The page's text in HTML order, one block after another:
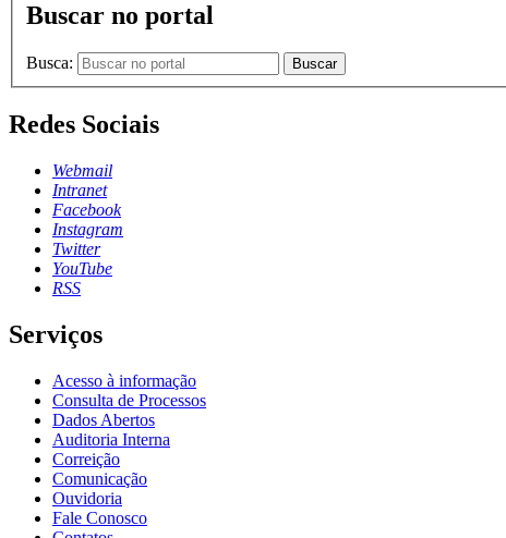
Buscar no portal
Busca: Buscar
Redes Sociais
Webmail
Intranet
Facebook
Instagram
Twitter
YouTube
RSS
Serviços
Acesso à informação
Consulta de Processos
Dados Abertos
Auditoria Interna
Correição
Comunicação
Ouvidoria
Fale Conosco